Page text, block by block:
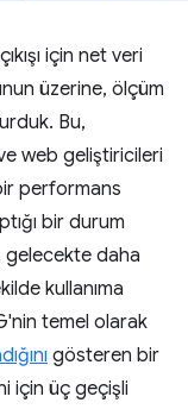
için net veri
üzerine, ölçüm
Bu,
web geliştiricileri
performans
bir durum
gelecekte daha
kullanıma
temel olarak
gösteren bir
için üç geçişli